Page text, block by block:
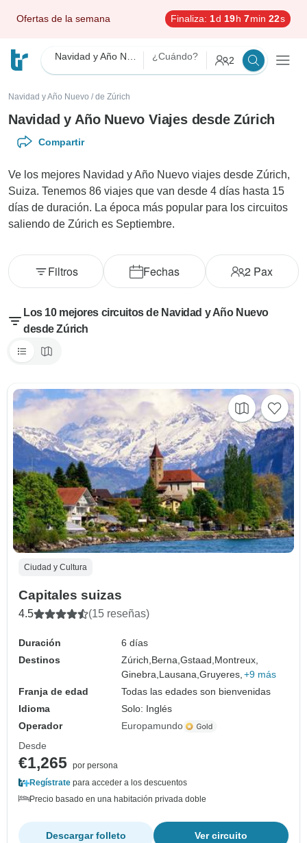
Ofertas de la semana Finaliza: 1d 19h 7min 20s
¿Cuándo? 2
Navidad y Año Nuevo / de Zúrich
Navidad y Año Nuevo Viajes desde Zúrich
Compartir
Ve los mejores Navidad y Año Nuevo viajes desde Zúrich,
Suiza. Tenemos 86 viajes que van desde 4 días hasta 15
días de duración. La época más popular para los circuitos
saliendo de Zúrich es Septiembre.
Fechas 2 Pax
Filtros
Los 10 mejores circuitos de Navidad y Año Nuevo
desde Zúrich
Ciudad y Cultura
Capitales suizas
4.5 (15 reseñas)
Duración
6 días
Destinos
Zúrich, Berna,Gstaad, Montreux,
Ginebra, Lausana,Gruyeres, +9 más
Franja de edad
Todas las edades son bienvenidas
Idioma
Solo: Inglés
Operador
Europamundo
Desde
€1,265 por persona
Regístrate para acceder a los descuentos
Precio basado en una habitación privada doble
Ver circuito
Descargar folleto